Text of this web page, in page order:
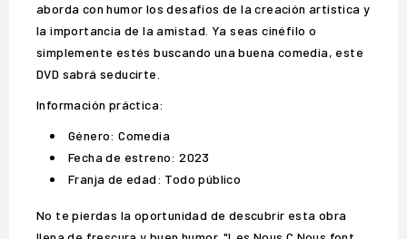
aborda con humor los desafíos de la creación artística y
la importancia de la amistad. Ya seas cinéfilo o
simplemente estés buscando una buena comedia, este
DVD sabrá seducirte.
Información práctica:
Género: Comedia
Fecha de estreno: 2023
Franja de edad: Todo público
No te pierdas la oportunidad de descubrir esta obra